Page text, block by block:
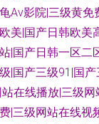
超碰人人擦 国产ts另类
超碰51黑料在线 超碰
Av影院|三级黄免
美|国产日韩欧美
|国产日韩一区二
|国产三级91|国
在线播放|三级
|三级网站在线视